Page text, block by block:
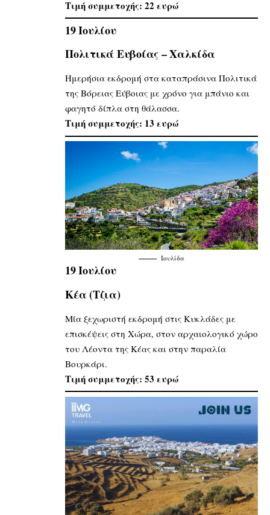
Τιμή συμμετοχής: 22 ευρώ
19 Ιουλίου
Πολιτικά Ευβοίας – Χαλκίδα
Ημερήσια εκδρομή στα καταπράσινα Πολιτικά
της Βόρειας Εύβοιας με χρόνο για μπάνιο και
φαγητό δίπλα στη θάλασσα.
Τιμή συμμετοχής: 13 ευρώ
Ιουλίδα
19 Ιουλίου
Κέα (Τζια)
Μία ξεχωριστή εκδρομή στις Κυκλάδες με
επισκέψεις στη Χώρα, στον αρχαιολογικό χώρο
του Λέοντα της Κέας και στην παραλία
Βουρκάρι.
Τιμή συμμετοχής: 53 ευρώ